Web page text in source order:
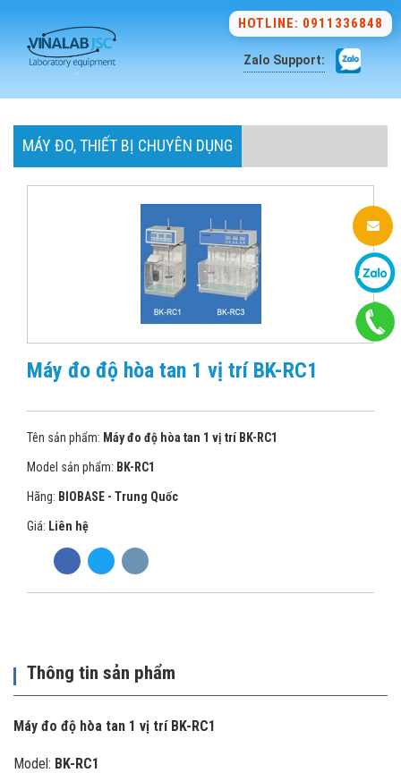
HOTLINE: 0911336848
Zalo Support:
MÁY ĐO, THIẾT BỊ CHUYÊN DỤNG
Máy đo độ hòa tan 1 vị trí BK-RC1
Tên sản phẩm: Máy đo độ hòa tan 1 vị trí BK-RC1
Model sản phẩm: BK-RC1
Hãng: BIOBASE - Trung Quốc
Giá: Liên hệ
Thông tin sản phẩm
Máy đo độ hòa tan 1 vị trí BK-RC1
Model: BK-RC1